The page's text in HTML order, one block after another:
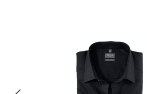
Bildergalerie überspringen